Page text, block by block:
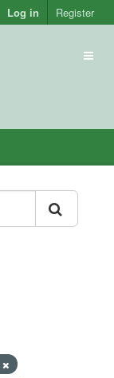
Log in Register